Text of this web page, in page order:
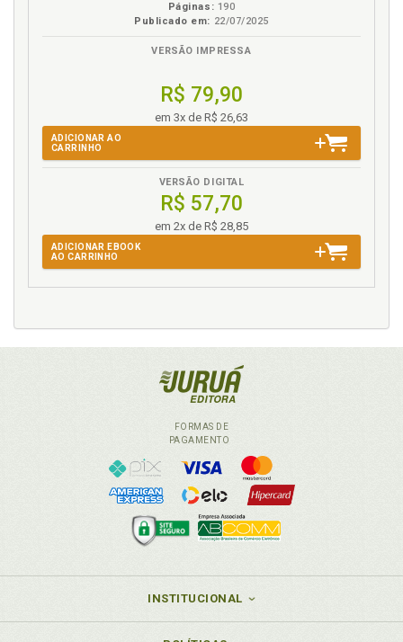
Páginas: 190
Publicado em: 22/07/2025
VERSÃO IMPRESSA
R$ 79,90
em 3x de R$ 26,63
ADICIONAR AO
CARRINHO
VERSÃO DIGITAL
R$ 57,70
em 2x de R$ 28,85
ADICIONAR EBOOK
AO CARRINHO
FORMAS DE
PAGAMENTO
INSTITUCIONAL